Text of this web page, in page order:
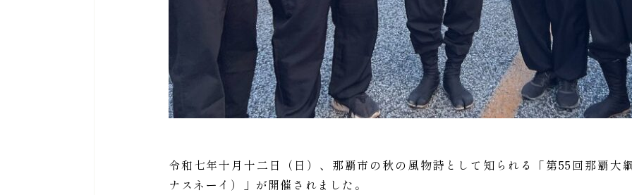
令和七年十月十二日（日）、那覇市の秋の風物詩として知られる「第55回那覇大
ナスネーイ）」が開催されました。